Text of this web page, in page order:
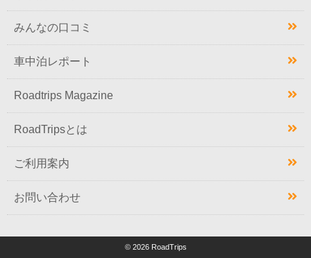
みんなの口コミ
車中泊レポート
Roadtrips Magazine
RoadTripsとは
ご利用案内
お問い合わせ
© 2026 RoadTrips